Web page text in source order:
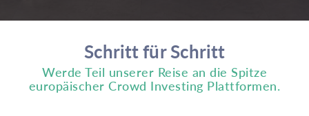
Schritt für Schritt
Werde Teil unserer Reise an die Spitze
europäischer Crowd Investing Plattformen.